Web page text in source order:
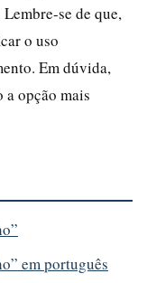
se de que,
o uso
Em dúvida,
a opção mais
em português